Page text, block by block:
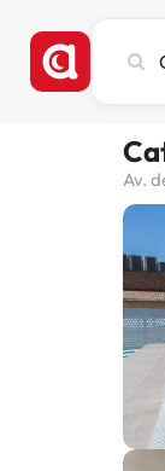
città,
Av.